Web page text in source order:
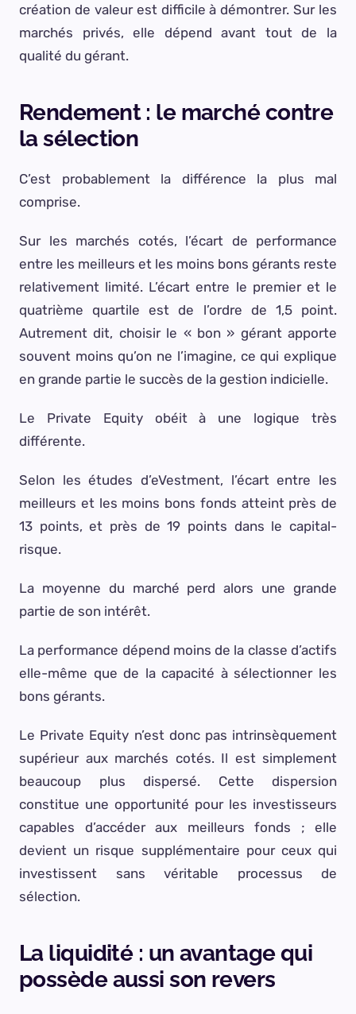
création de valeur est difficile à démontrer. Sur les
marchés privés, elle dépend avant tout de la
qualité du gérant.
Rendement : le marché contre
la sélection
C’est probablement la différence la plus mal
comprise.
Sur les marchés cotés, l’écart de performance
entre les meilleurs et les moins bons gérants reste
relativement limité. L’écart entre le premier et le
quatrième quartile est de l’ordre de 1,5 point.
Autrement dit, choisir le « bon » gérant apporte
souvent moins qu’on ne l’imagine, ce qui explique
en grande partie le succès de la gestion indicielle.
Le Private Equity obéit à une logique très
différente.
Selon les études d’eVestment, l’écart entre les
meilleurs et les moins bons fonds atteint près de
13 points, et près de 19 points dans le capital-
risque.
La moyenne du marché perd alors une grande
partie de son intérêt.
La performance dépend moins de la classe d’actifs
elle-même que de la capacité à sélectionner les
bons gérants.
Le Private Equity n’est donc pas intrinsèquement
supérieur aux marchés cotés. Il est simplement
beaucoup plus dispersé. Cette dispersion
constitue une opportunité pour les investisseurs
capables d’accéder aux meilleurs fonds ; elle
devient un risque supplémentaire pour ceux qui
investissent sans véritable processus de
sélection.
La liquidité : un avantage qui
possède aussi son revers